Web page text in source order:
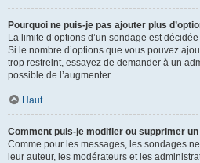
Pourquoi ne puis-je pas ajouter plus
La limite d’options d’un sondage est
Si le nombre d’options que vous pouvez
trop restreint, essayez de demander à un
possible de l’augmenter.
Haut
Comment puis-je modifier ou supprimer
Comme pour les messages, les sondages
leur auteur, les modérateurs et les